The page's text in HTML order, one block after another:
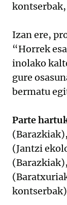
Izan ere,
“Horrek
inolako
gure
bermatu
Parte
(Jantzi